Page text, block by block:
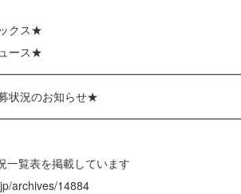
クス★
ース★
状況のお知らせ★
覧表を掲載しています
archives/14884